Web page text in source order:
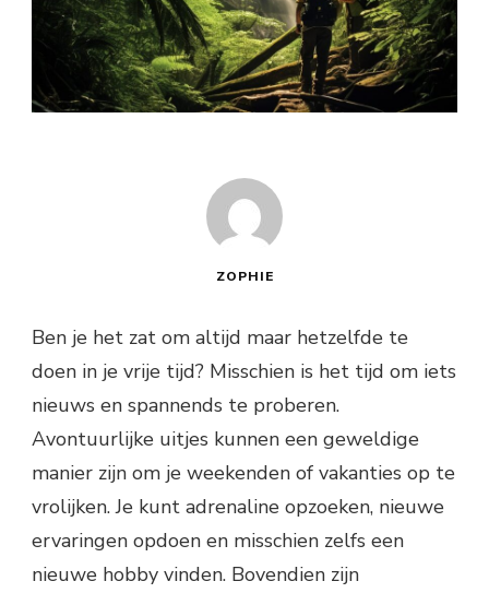
ZOPHIE
Ben je het zat om altijd maar hetzelfde te
doen in je vrije tijd? Misschien is het tijd om iets
nieuws en spannends te proberen.
Avontuurlijke uitjes kunnen een geweldige
manier zijn om je weekenden of vakanties op te
vrolijken. Je kunt adrenaline opzoeken, nieuwe
ervaringen opdoen en misschien zelfs een
nieuwe hobby vinden. Bovendien zijn